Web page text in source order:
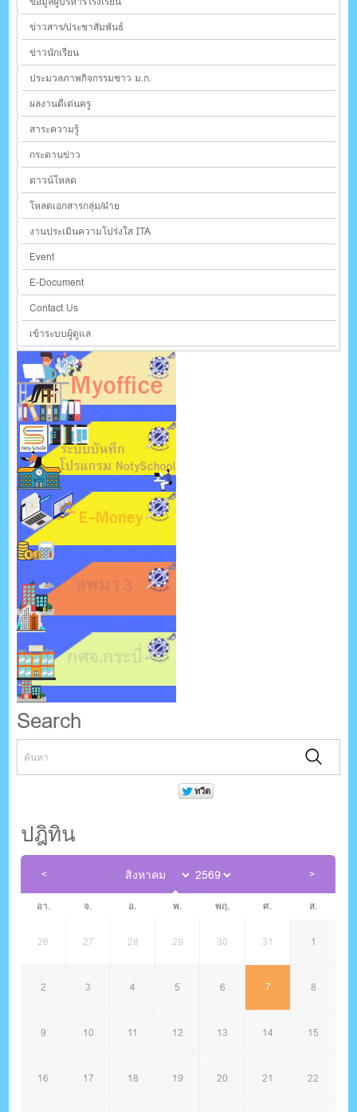
ข่าวสาร/ประชาสัมพันธ์
ข่าวนักเรียน
ประมวลภาพกิจกรรมชาว ม.ก.
ผลงานดีเด่นครู
สาระความรู้
กระดานข่าว
ดาวน์โหลด
โหลดเอกสารกลุ่ม/ฝ่าย
งานประเมินความโปร่งใส ITA
Event
E-Document
Contact Us
เข้าระบบผู้ดูแล
Search
ปฎิทิน
อา. จ. อ. พ. พฤ. ศ. ส.
26 27 28 29 30 31 1
2 3 4 5 6 7 8
9 10 11 12 13 14 15
16 17 18 19 20 21 22